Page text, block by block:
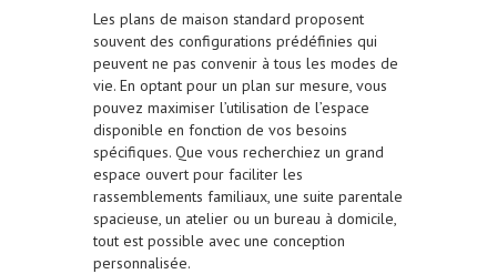
Les plans de maison standard proposent
souvent des configurations prédéfinies qui
peuvent ne pas convenir à tous les modes de
vie. En optant pour un plan sur mesure, vous
pouvez maximiser l’utilisation de l’espace
disponible en fonction de vos besoins
spécifiques. Que vous recherchiez un grand
espace ouvert pour faciliter les
rassemblements familiaux, une suite parentale
spacieuse, un atelier ou un bureau à domicile,
tout est possible avec une conception
personnalisée.